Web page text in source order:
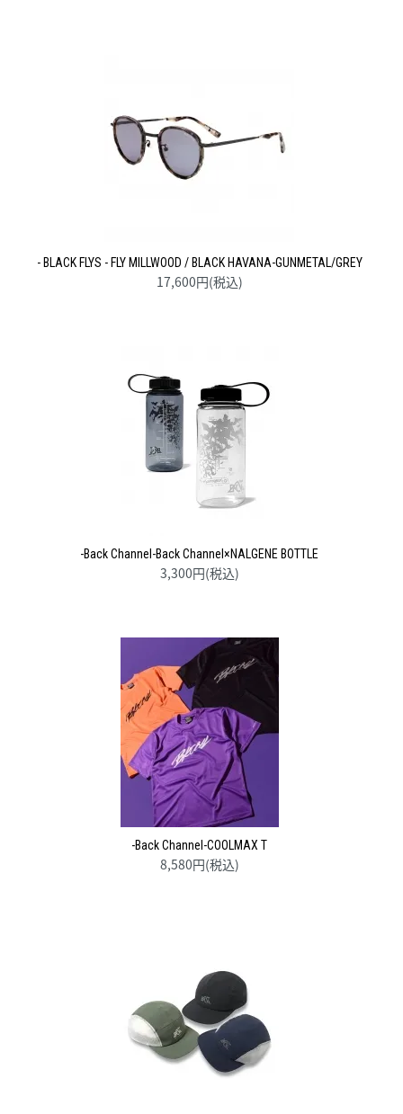
- BLACK FLYS - FLY MILLWOOD / BLACK HAVANA-GUNMETAL/GREY
17,600円(税込)
-Back Channel-Back Channel×NALGENE BOTTLE
3,300円(税込)
-Back Channel-COOLMAX T
8,580円(税込)